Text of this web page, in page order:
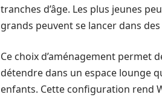
tranches d’âge. Les plus jeunes
grands peuvent se lancer dans
Ce choix d’aménagement permet
détendre dans un espace lounge
enfants. Cette configuration rend